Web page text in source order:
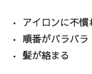
• アイロンに不慣
• 順番がバラバラ
• 髪が絡まる